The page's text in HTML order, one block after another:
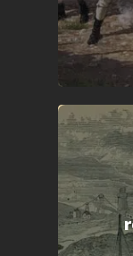
s
t
e
r
)